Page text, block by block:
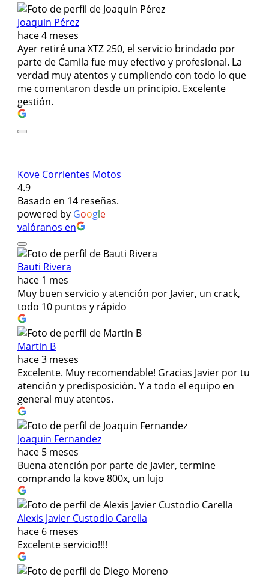
Joaquin Pérez
hace 4 meses
Ayer retiré una XTZ 250, el servicio brindado por
parte de Camila fue muy efectivo y profesional. La
verdad muy atentos y cumpliendo con todo lo que
me comentaron desde un principio. Excelente
gestión.
Kove Corrientes Motos
4.9
Basado en 14 reseñas.
powered by Google
valóranos en
Bauti Rivera
hace 1 mes
Muy buen servicio y atención por Javier, un crack,
todo 10 puntos y rápido
Martin B
hace 3 meses
Excelente. Muy recomendable! Gracias Javier por tu
atención y predisposición. Y a todo el equipo en
general muy atentos.
Joaquin Fernandez
hace 5 meses
Buena atención por parte de Javier, termine
comprando la kove 800x, un lujo
Alexis Javier Custodio Carella
hace 6 meses
Excelente servicio!!!!